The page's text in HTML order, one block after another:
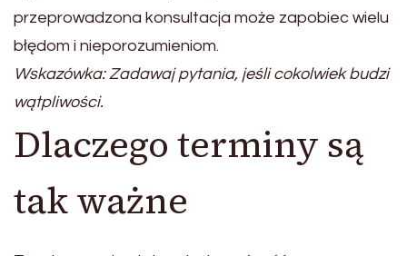
przeprowadzona konsultacja może zapobiec wielu
błędom i nieporozumieniom.
Wskazówka: Zadawaj pytania, jeśli cokolwiek budzi
wątpliwości.
Dlaczego terminy są
tak ważne